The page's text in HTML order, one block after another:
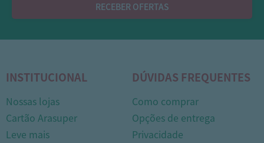
RECEBER OFERTAS
INSTITUCIONAL
Nossas lojas
Cartão Arasuper
Leve mais
DÚVIDAS FREQUENTES
Como comprar
Opções de entrega
Privacidade